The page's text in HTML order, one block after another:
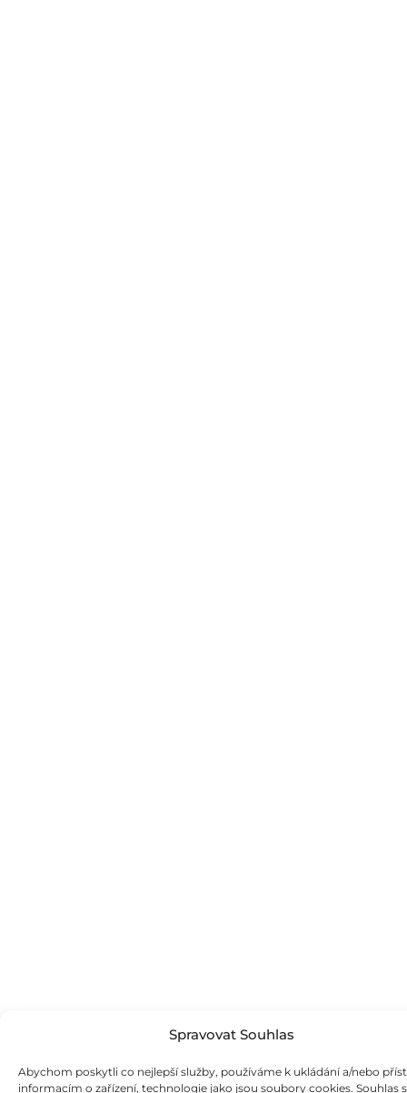
Spravovat Souhlas
Abychom poskytli co nejlepší služby, používáme k ukládání a/nebo
informacím o zařízení, technologie jako jsou soubory cookies. Souhlas s